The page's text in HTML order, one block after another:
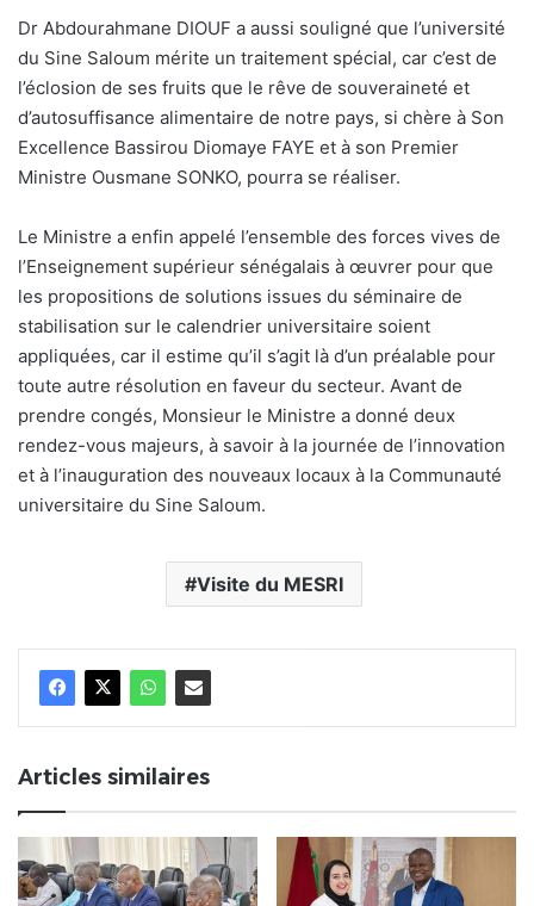
Dr Abdourahmane DIOUF a aussi souligné que l’université
du Sine Saloum mérite un traitement spécial, car c’est de
l’éclosion de ses fruits que le rêve de souveraineté et
d’autosuffisance alimentaire de notre pays, si chère à Son
Excellence Bassirou Diomaye FAYE et à son Premier
Ministre Ousmane SONKO, pourra se réaliser.
Le Ministre a enfin appelé l’ensemble des forces vives de
l’Enseignement supérieur sénégalais à œuvrer pour que
les propositions de solutions issues du séminaire de
stabilisation sur le calendrier universitaire soient
appliquées, car il estime qu’il s’agit là d’un préalable pour
toute autre résolution en faveur du secteur. Avant de
prendre congés, Monsieur le Ministre a donné deux
rendez-vous majeurs, à savoir à la journée de l’innovation
et à l’inauguration des nouveaux locaux à la Communauté
universitaire du Sine Saloum.
Visite du MESRI
Articles similaires